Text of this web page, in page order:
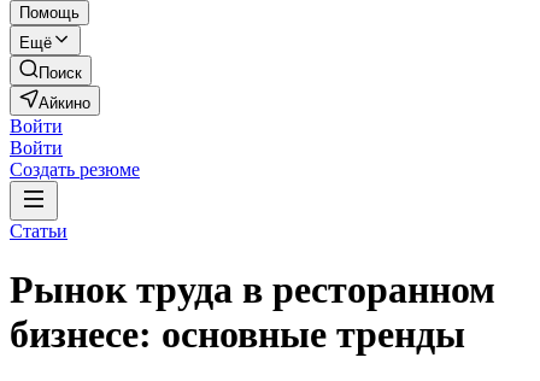
Помощь
Ещё
Поиск
Айкино
Войти
Войти
Создать резюме
Статьи
Рынок труда в ресторанном
бизнесе: основные тренды